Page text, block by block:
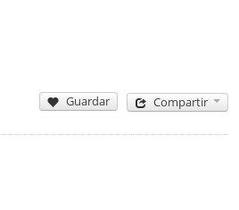
Guardar Compartir